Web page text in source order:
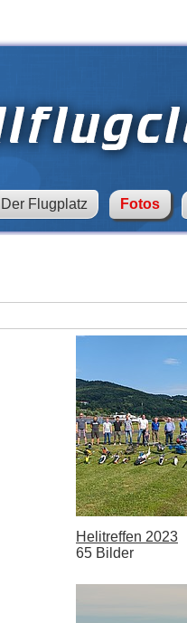
Der Flugplatz Fotos
Helitreffen 2023
65 Bilder